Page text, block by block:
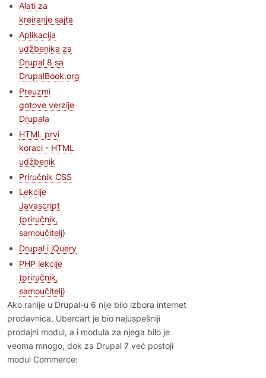
Alati za
kreiranje sajta
Aplikacija
udžbenika za
Drupal 8 sa
DrupalBook.org
Preuzmi
gotove verzije
Drupala
HTML prvi
koraci - HTML
udžbenik
Priručnik CSS
Lekcije
Javascript
(priručnik,
samoučitelj)
Drupal i jQuery
PHP lekcije
(priručnik,
samoučitelj)
Ako ranije u Drupal-u 6 nije bilo izbora internet
prodavnica, Ubercart je bio najuspešniji
prodajni modul, a i modula za njega bilo je
veoma mnogo, dok za Drupal 7 već postoji
modul Commerce: